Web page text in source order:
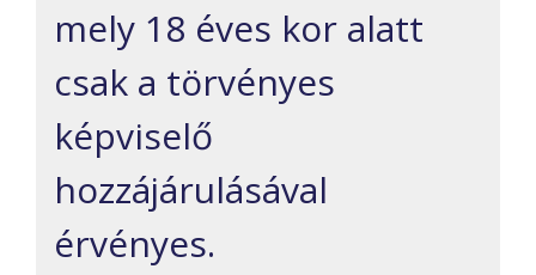
mely 18 éves kor alatt
csak a törvényes
képviselő
hozzájárulásával
érvényes.